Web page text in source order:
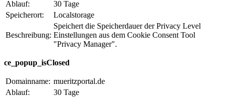
Ablauf:
30 Tage
Speicherort:
Localstorage
Beschreibung:
Speichert die Speicherdauer der Privacy Level
Einstellungen aus dem Cookie Consent Tool
"Privacy Manager".
ce_popup_isClosed
Domainname: mueritzportal.de
Ablauf:
30 Tage